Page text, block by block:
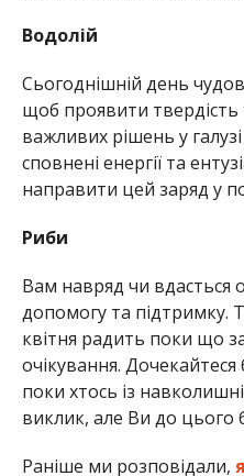
Водолій
Сьогоднішній день
щоб проявити
важливих рішень у
сповнені енергії та
направити цей заряд у
Риби
Вам навряд чи вдасться
допомогу та підтримку.
квітня радить поки що
очікування.
поки хтось із
виклик, але Ви до цього
Раніше ми розповідали,